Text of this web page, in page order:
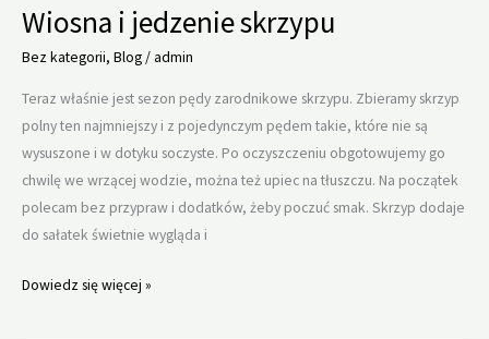
Wiosna i jedzenie skrzypu
Bez kategorii, Blog/admin
Teraz właśnie jest sezon pędy zarodnikowe skrzypu. Zbieramy skrzyp
polny ten najmniejszy i z pojedynczym pędem takie, które nie są
wysuszone i w dotyku soczyste. Po oczyszczeniu obgotowujemy go
chwilę we wrzącej wodzie, można też upiec na tłuszczu. Na początek
polecam bez przypraw i dodatków, żeby poczuć smak. Skrzyp dodaje
do sałatek świetnie wygląda i
Wiosna
Dowiedz się więcej »